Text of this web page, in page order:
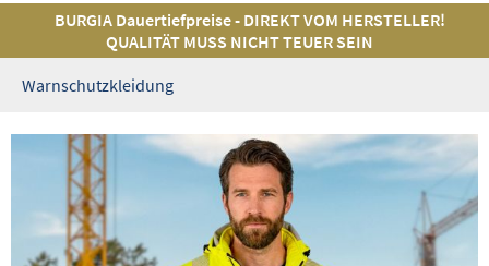
BURGIA Dauertiefpreise - DIREKT VOM HERSTELLER!
QUALITÄT MUSS NICHT TEUER SEIN
Warnschutzkleidung